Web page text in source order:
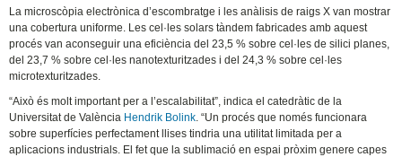
La microscòpia electrònica d’escombratge i les anàlisis de raigs X van mostrar
una cobertura uniforme. Les cel·les solars tàndem fabricades amb aquest
procés van aconseguir una eficiència del 23,5 % sobre cel·les de silici planes,
del 23,7 % sobre cel·les nanotexturitzades i del 24,3 % sobre cel·les
microtexturitzades.
“Això és molt important per a l’escalabilitat”, indica el catedràtic de la
Universitat de València Hendrik Bolink . “Un procés que només funcionara
sobre superfícies perfectament llises tindria una utilitat limitada per a
aplicacions industrials. El fet que la sublimació en espai pròxim genere capes